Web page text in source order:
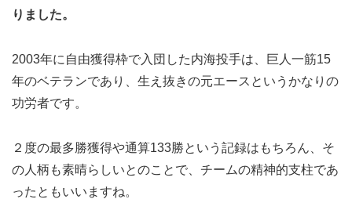
りました。
2003年に自由獲得枠で入団した内海投手は、巨人一筋15
年のベテランであり、生え抜きの元エースというかなりの
功労者です。
２度の最多勝獲得や通算133勝という記録はもちろん、そ
の人柄も素晴らしいとのことで、チームの精神的支柱であ
ったともいいますね。